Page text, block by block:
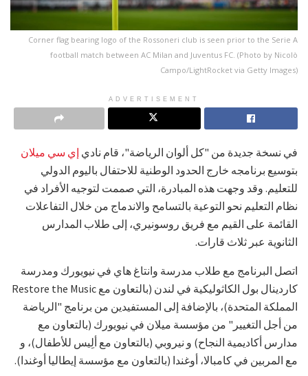
Corner flag bearing logo of the Rossoneri club is seen prior to the Serie A
football match between AC Milan and Juventus FC. (Photo by Nicolò
Campo/LightRocket via Getty Images)
ADVERTISEMENT
في نسخة جديدة من "كل ألوان الرياضة"، قام نادي إي سي ميلان
بتوسيع برنامجه خارج الحدود الوطنية للاحتفال باليوم الدولي
للتعليم. وقد وجهت هذه المبادرة، التي صممت لتوجيه الأفراد في
نظام التعليم نحو التوعية بالتسامح والاندماج من خلال التفاعلات
القائمة على القيم مع فريق روسونيري، إلى طلاب المدارس
الثانوية عبر ثلاث قارات.
اتصل البرنامج مع طلاب مدرسة وانتاغ هاي في نيويورك ومدرسة
كاردينال بول الكاثوليكية في لندن (بالتعاون مع Restore the Music
المملكة المتحدة)، بالإضافة إلى المستفيدين من برنامج "الرياضة
من أجل التغيير" من مؤسسة ميلان في نيويورك (بالتعاون مع
مدارس أكاديمية النجاح) و نيروبي (بالتعاون مع ألِيس للأطفال)، و
مع المربين في كامبالا، أوغندا (بالتعاون مع مؤسسة إيطاليا أوغندا).